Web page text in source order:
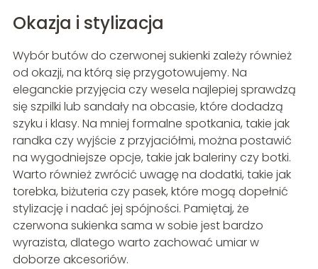
Okazja i stylizacja
Wybór butów do czerwonej sukienki zależy również
od okazji, na którą się przygotowujemy. Na
eleganckie przyjęcia czy wesela najlepiej sprawdzą
się szpilki lub sandały na obcasie, które dodadzą
szyku i klasy. Na mniej formalne spotkania, takie jak
randka czy wyjście z przyjaciółmi, można postawić
na wygodniejsze opcje, takie jak baleriny czy botki.
Warto również zwrócić uwagę na dodatki, takie jak
torebka, biżuteria czy pasek, które mogą dopełnić
stylizację i nadać jej spójności. Pamiętaj, że
czerwona sukienka sama w sobie jest bardzo
wyrazista, dlatego warto zachować umiar w
doborze akcesoriów.